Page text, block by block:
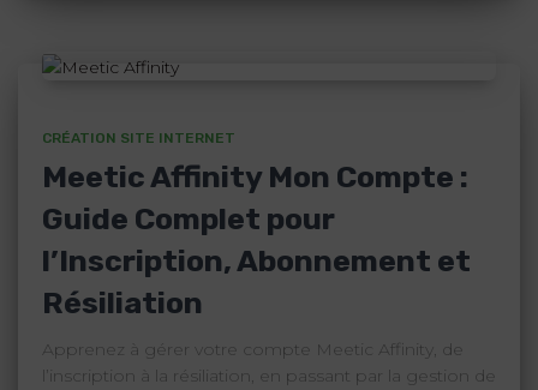
CRÉATION SITE INTERNET
Meetic Affinity Mon Compte :
Guide Complet pour
l’Inscription, Abonnement et
Résiliation
Apprenez à gérer votre compte Meetic Affinity, de
l’inscription à la résiliation, en passant par la gestion de